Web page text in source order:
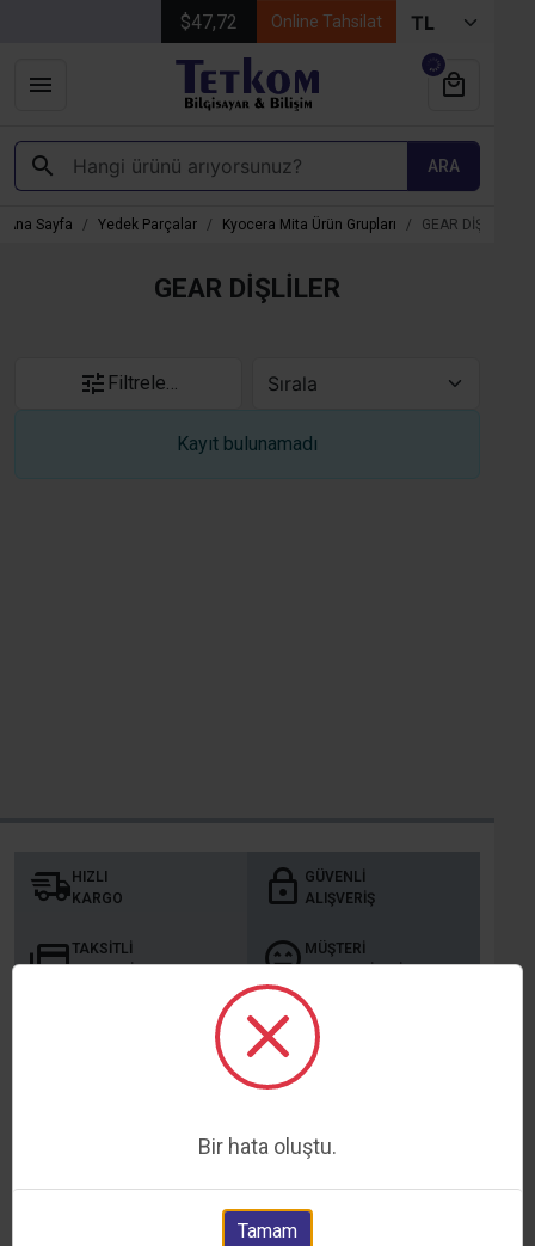
$47,72 Online Tahsilat
ARA
Ana Sayfa Yedek Parçalar Kyocera Mita Ürün Grupları GEAR DİŞLİLER
GEAR DİŞLİLER
Filtrele…
Kayıt bulunamadı
HIZLI
KARGO
GÜVENLI
ALIŞVERIŞ
TAKSITLI
ALIŞVERIŞ
MÜŞTERI
MEMNUNIYETI
E-Katalog
Bir hata oluştu.
Tamam